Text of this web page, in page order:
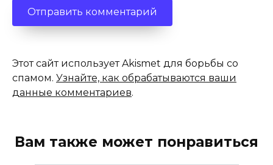
Этот сайт использует Akismet для борьбы со
спамом. Узнайте, как обрабатываются ваши
данные комментариев.
Вам также может понравиться